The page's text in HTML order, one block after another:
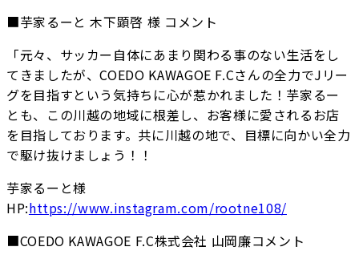
■芋家るーと 木下顕啓 様 コメント
「元々、サッカー自体にあまり関わる事のない生活をし
てきましたが、COEDO KAWAGOE F.Cさんの全力でJリー
グを目指すという気持ちに心が惹かれました！芋家るー
とも、この川越の地域に根差し、お客様に愛されるお店
を目指しております。共に川越の地で、目標に向かい全力
で駆け抜けましょう！！
芋家るーと様
HP:https://www.instagram.com/rootne108/
■COEDO KAWAGOE F.C株式会社 山岡廉コメント